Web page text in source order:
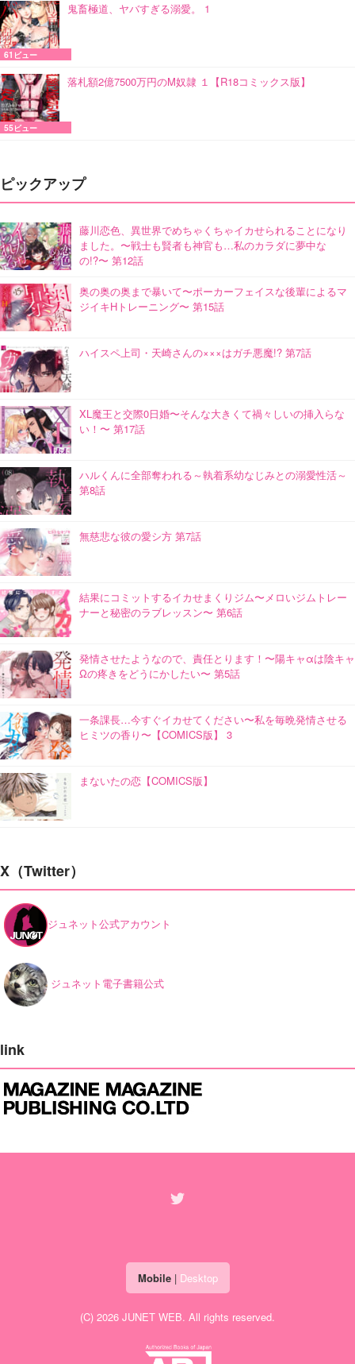
鬼畜極道、ヤバすぎる溺愛。 1
61ビュー
落札額2億7500万円のM奴隷 １【R18コミックス版】
55ビュー
ピックアップ
藤川恋色、異世界でめちゃくちゃイカせられることになり
ました。〜戦士も賢者も神官も…私のカラダに夢中な
の!?〜 第12話
奥の奥の奥まで暴いて〜ポーカーフェイスな後輩によるマ
ジイキHトレーニング〜 第15話
ハイスペ上司・天崎さんの×××はガチ悪魔!? 第7話
XL魔王と交際0日婚〜そんな大きくて禍々しいの挿入らな
い！〜 第17話
ハルくんに全部奪われる～執着系幼なじみとの溺愛性活～
第8話
無慈悲な彼の愛シ方 第7話
結果にコミットするイカせまくりジム〜メロいジムトレー
ナーと秘密のラブレッスン〜 第6話
発情させたようなので、責任とります！〜陽キャαは陰キャ
Ωの疼きをどうにかしたい〜 第5話
一条課長…今すぐイカせてください〜私を毎晩発情させる
ヒミツの香り〜【COMICS版】 3
まないたの恋【COMICS版】
X（Twitter）
ジュネット公式アカウント
ジュネット電子書籍公式
link
Mobile| Desktop
(C) 2026 JUNET WEB. All rights reserved.